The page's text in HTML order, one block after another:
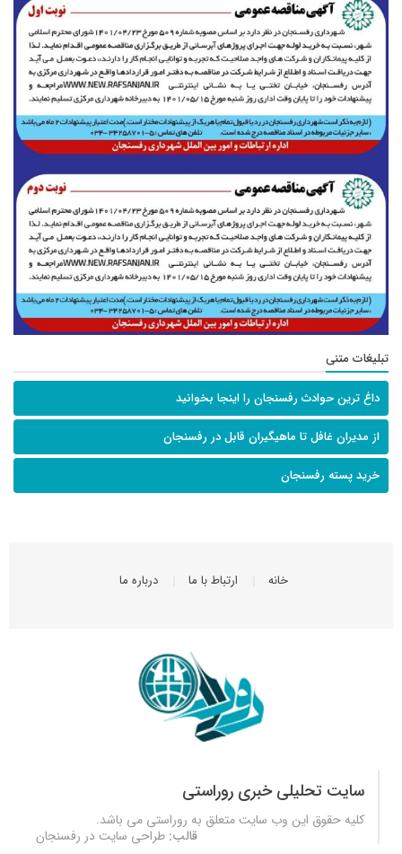
تبلیغات متنی
داغ ترین حوادث رفسنجان را اینجا بخوانید
از مدیران غافل تا ماهیگیران قابل در رفسنجان
خرید پسته رفسنجان
خانه ارتباط با ما درباره ما
سایت تحلیلی خبری روراستی
کلیه حقوق این وب سایت متعلق به روراستی می باشد.
قالب: طراحی سایت در رفسنجان